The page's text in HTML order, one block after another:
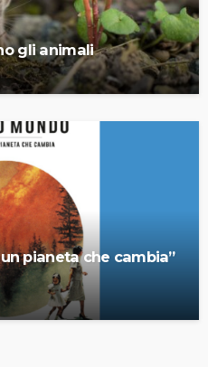
gli animali
pianeta che cambia”